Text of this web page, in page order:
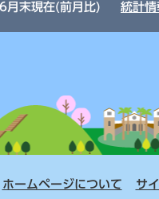
月末現在(前月比) 統計情
ホームページについて サ